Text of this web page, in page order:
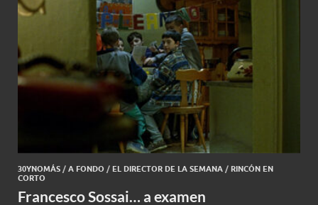
30YNOMÁS / A FONDO / EL DIRECTOR DE LA SEMANA / RINCÓN EN
CORTO
Francesco Sossai… a examen